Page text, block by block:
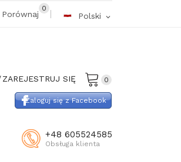
Polski expand_more
Porównaj
0
0
ZAREJESTRUJ SIĘ
+48 605524585
Obsługa klienta
Zaloguj się z Facebook